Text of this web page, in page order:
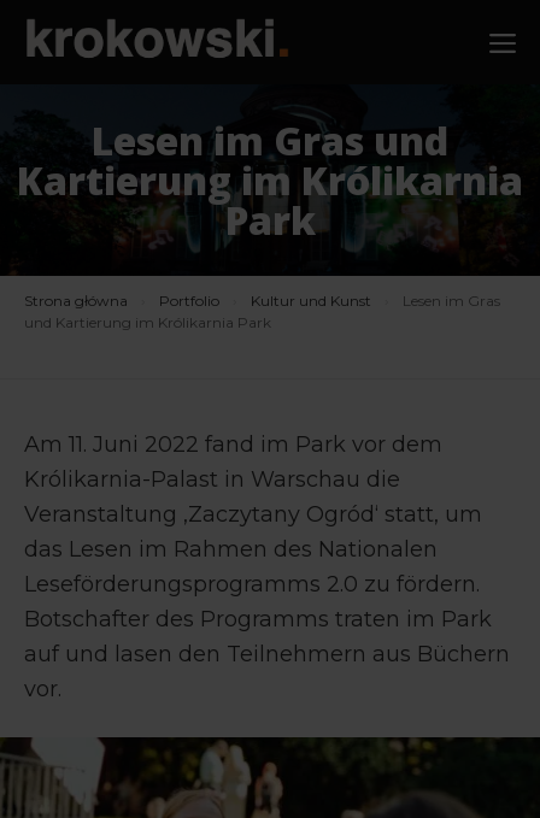
Zum
Inhalt
Lesen im Gras und
Kartierung im Królikarnia
Park
Strona główna Portfolio Kultur und Kunst
Lesen im Gras
und Kartierung im Królikarnia Park
Am 11. Juni 2022 fand im Park vor dem
Królikarnia-Palast in Warschau die
Veranstaltung ‚Zaczytany Ogród‘ statt, um
das Lesen im Rahmen des Nationalen
Leseförderungsprogramms 2.0 zu fördern.
Botschafter des Programms traten im Park
auf und lasen den Teilnehmern aus Büchern
vor.